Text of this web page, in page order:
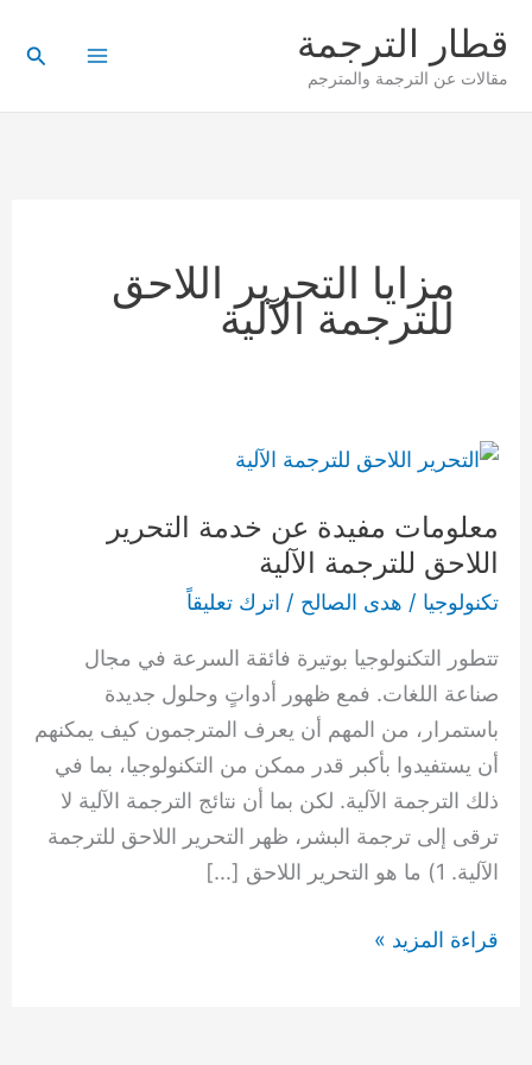
إلى
المحتوى
قطار الترجمة
مقالات عن الترجمة والمترجم
مزايا التحرير اللاحق
للترجمة الآلية
معلومات مفيدة عن خدمة التحرير
اللاحق للترجمة الآلية
تكنولوجيا / هدى الصالح / اترك تعليقاً
تتطور التكنولوجيا بوتيرة فائقة السرعة في مجال
صناعة اللغات. فمع ظهور أدواتٍ وحلول جديدة
باستمرار، من المهم أن يعرف المترجمون كيف يمكنهم
أن يستفيدوا بأكبر قدر ممكن من التكنولوجيا، بما في
ذلك الترجمة الآلية. لكن بما أن نتائج الترجمة الآلية لا
ترقى إلى ترجمة البشر، ظهر التحرير اللاحق للترجمة
الآلية. 1) ما هو التحرير اللاحق […]
معلومات
عن
خدمة
التحرير
للترجمة
الآلية
قراءة المزيد »